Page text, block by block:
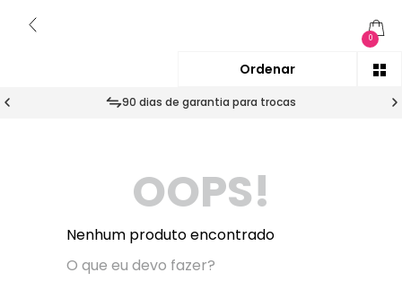
0
90 dias de garantia para trocas
OOPS!
Nenhum produto encontrado
O que eu devo fazer?